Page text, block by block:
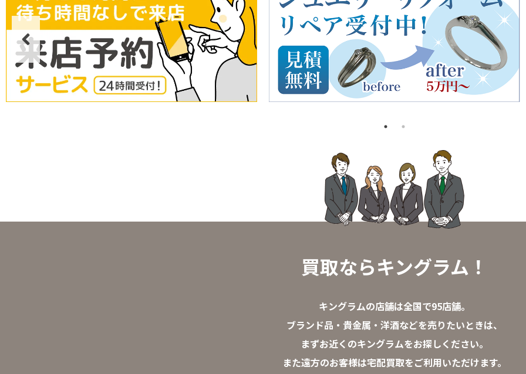
買取ならキングラム！
キングラムの店舗は全国で95店舗。
ブランド品・貴金属・洋酒などを売りたいときは、
まずお近くのキングラムをお探しください。
また遠方のお客様は宅配買取をご利用いただけます。